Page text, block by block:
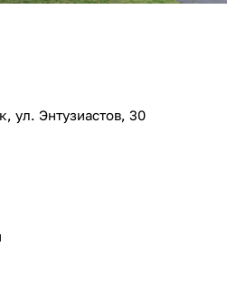
ул. Энтузиастов, 30